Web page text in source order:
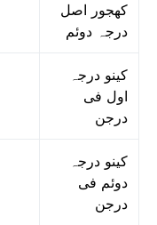
کھجور اصل
درجہ دوئم
کینو درجہ
اول فی
درجن
کینو درجہ
دوئم فی
درجن